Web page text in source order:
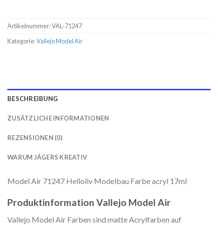
Artikelnummer:VAL-71247
Kategorie:Vallejo Model Air
BESCHREIBUNG
ZUSÄTZLICHE INFORMATIONEN
REZENSIONEN (0)
WARUM JÄGERS KREATIV
Model Air 71247 Helloliv Modelbau Farbe acryl 17ml
Produktinformation Vallejo Model Air
Vallejo Model Air Farben sind matte Acrylfarben auf